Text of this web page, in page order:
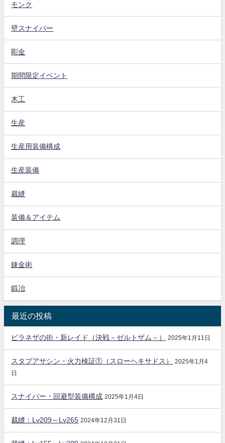
モンク
壁スナイパー
彫金
期間限定イベント
木工
生産
生産用装備構成
生産装備
裁縫
装備＆アイテム
調理
錬金術
鍛冶
最近の投稿
ピラネザの街・新レイド（決戦－ゼルトザム－） 2025年1月11日
スタブアサシン・火力検証①（スローヘキサドス）
2025年1月4
日
スナイパー・回避型装備構成 2025年1月4日
裁縫：Lv209～Lv265 2024年12月31日